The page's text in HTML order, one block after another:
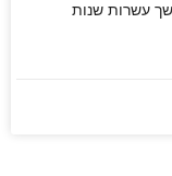
עשרות שנות